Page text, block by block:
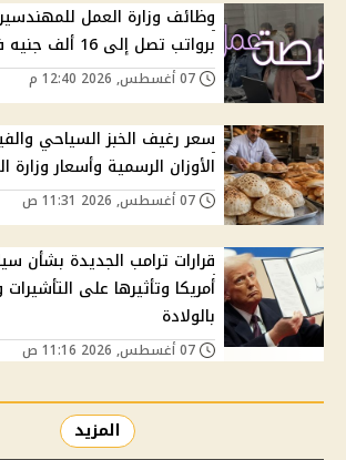
وظائف وزارة العمل
برواتب تصل إلى 16 ألف جنيه في 9 محافظات
الأوزان الرسمية وأسعار وزارة
قرارات ترامب الجديدة بشأن
أمريكا وتأثيرها على
بالولادة
المزيد